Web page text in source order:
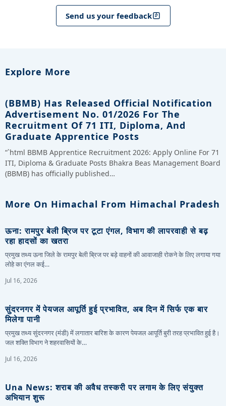
Send us your feedback
Explore More
(BBMB) Has Released Official Notification
Advertisement No. 01/2026 For The
Recruitment Of 71 ITI, Diploma, And
Graduate Apprentice Posts
“`html BBMB Apprentice Recruitment 2026: Apply Online For 71
ITI, Diploma & Graduate Posts Bhakra Beas Management Board
(BBMB) has officially published…
More On Himachal From Himachal Pradesh
ऊना: रामपुर बेली ब्रिज पर टूटा एंगल, विभाग की लापरवाही से बढ़
रहा हादसों का खतरा
प्रमुख तथ्य ऊना जिले के रामपुर बेली ब्रिज पर बड़े वाहनों की आवाजाही रोकने के लिए लगाया गया
लोहे का एंगल कई…
Jul 16, 2026
सुंदरनगर में पेयजल आपूर्ति हुई प्रभावित, अब दिन में सिर्फ एक बार
मिलेगा पानी
प्रमुख तथ्य सुंदरनगर (मंडी) में लगातार बारिश के कारण पेयजल आपूर्ति बुरी तरह प्रभावित हुई है।
जल शक्ति विभाग ने शहरवासियों के…
Jul 16, 2026
Una News: शराब की अवैध तस्करी पर लगाम के लिए संयुक्त
अभियान शुरू